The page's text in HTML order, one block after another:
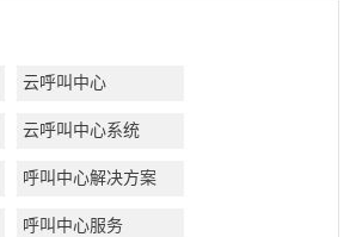
云呼叫中心
云呼叫中心系统
呼叫中心解决方案
呼叫中心服务